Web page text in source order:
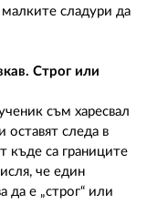
сладури да
Строг или
съм харесвал
оставят следа в
къде са границите
че един
да е „строг“ или